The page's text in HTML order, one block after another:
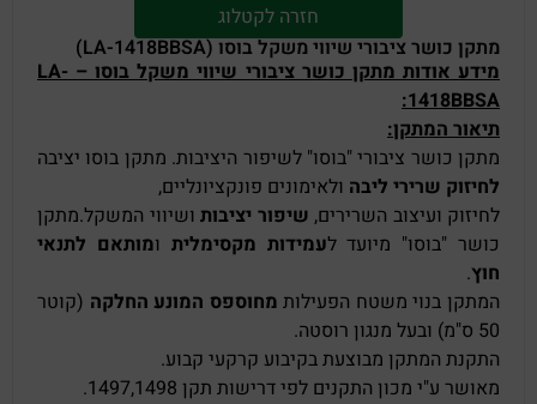
חזרה לקטלוג
מתקן כושר ציבורי שיווי משקל בוסו (LA-1418BBSA)
מידע אודות מתקן כושר ציבורי שיווי משקל בוסו – LA-
1418BBSA:
תיאור המתקן:
מתקן כושר ציבורי "בוסו" לשיפור היציבות. מתקן בוסו יציבה
לחיזוק שרירי ליבה ולאימונים פונקציונליים,
לחיזוק ועיצוב השרירים, שיפור יציבות ושיווי המשקל.מתקן
כושר "בוסו" מיועד לעמידות מקסימלית ומותאם לתנאי
חוץ.
המתקן בנוי משטח הפעילותמחוספס המונע החלקה (קוטר
50 ס"מ) ובעל מנגון רוסטה.
התקנת המתקן מבוצעת בקיבוע קרקעי קבוע.
מאושר ע"י מכון התקנים לפי דרישות תקן 1497,1498.